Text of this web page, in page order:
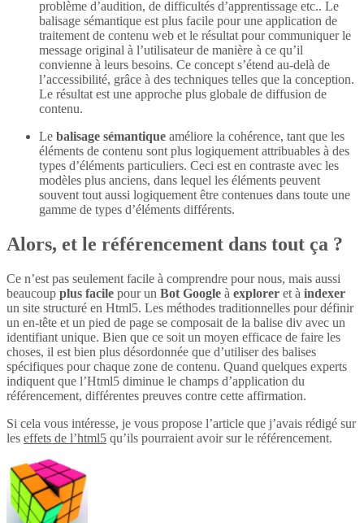
problème d’audition, de difficultés d’apprentissage etc.. Le
balisage sémantique est plus facile pour une application de
traitement de contenu web et le résultat pour communiquer le
message original à l’utilisateur de manière à ce qu’il
convienne à leurs besoins. Ce concept s’étend au-delà de
l’accessibilité, grâce à des techniques telles que la conception.
Le résultat est une approche plus globale de diffusion de
contenu.
Le balisage sémantique améliore la cohérence, tant que les
éléments de contenu sont plus logiquement attribuables à des
types d’éléments particuliers. Ceci est en contraste avec les
modèles plus anciens, dans lequel les éléments peuvent
souvent tout aussi logiquement être contenues dans toute une
gamme de types d’éléments différents.
Alors, et le référencement dans tout ça ?
Ce n’est pas seulement facile à comprendre pour nous, mais aussi
beaucoup plus facile pour un Bot Google à explorer et à indexer
un site structuré en Html5. Les méthodes traditionnelles pour définir
un en-tête et un pied de page se composait de la balise div avec un
identifiant unique. Bien que ce soit un moyen efficace de faire les
choses, il est bien plus désordonnée que d’utiliser des balises
spécifiques pour chaque zone de contenu. Quand quelques experts
indiquent que l’Html5 diminue le champs d’application du
référencement, différentes preuves contre cette affirmation.
Si cela vous intéresse, je vous propose l’article que j’avais rédigé sur
les effets de l’html5 qu’ils pourraient avoir sur le référencement.